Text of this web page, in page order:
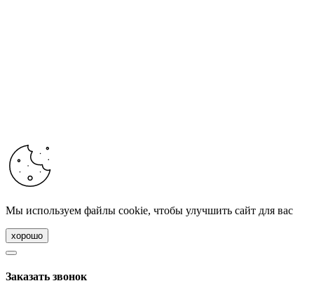
Мы используем файлы cookie, чтобы улучшить сайт для вас
хорошо
Заказать звонок